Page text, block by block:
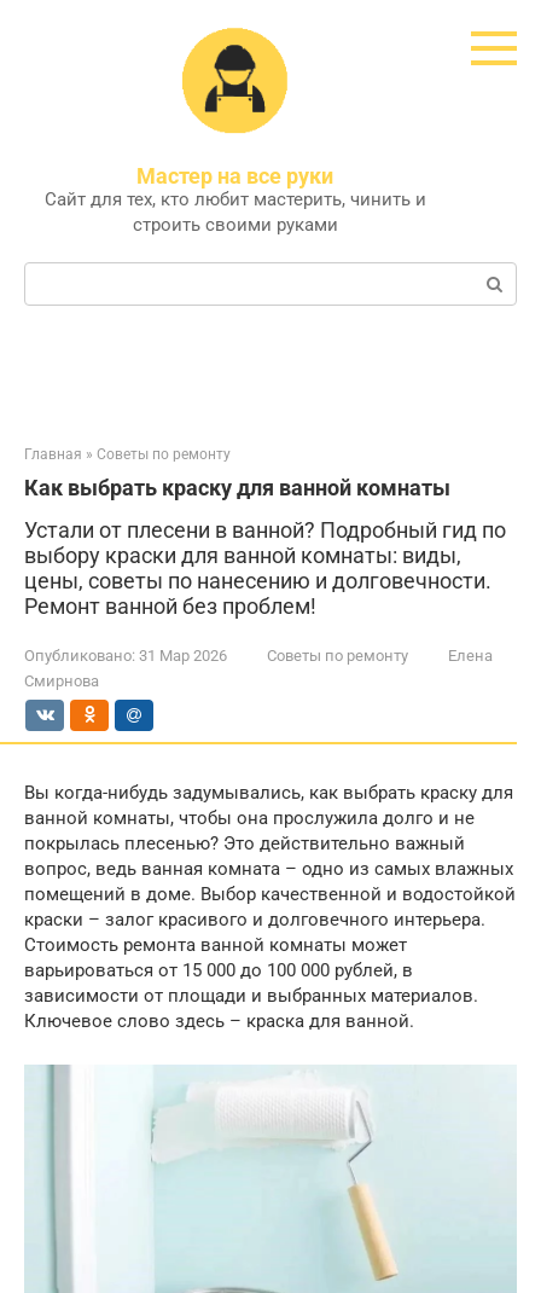
Мастер на все руки
Сайт для тех, кто любит мастерить, чинить и
строить своими руками
Поиск:
Главная » Советы по ремонту
Как выбрать краску для ванной комнаты
Устали от плесени в ванной? Подробный гид по
выбору краски для ванной комнаты: виды,
цены, советы по нанесению и долговечности.
Ремонт ванной без проблем!
Опубликовано: 31 Мар 2026 Советы по ремонту
Елена
Смирнова
Вы когда-нибудь задумывались, как выбрать краску для
ванной комнаты, чтобы она прослужила долго и не
покрылась плесенью? Это действительно важный
вопрос, ведь ванная комната – одно из самых влажных
помещений в доме. Выбор качественной и водостойкой
краски – залог красивого и долговечного интерьера.
Стоимость ремонта ванной комнаты может
варьироваться от 15 000 до 100 000 рублей, в
зависимости от площади и выбранных материалов.
Ключевое слово здесь – краска для ванной.